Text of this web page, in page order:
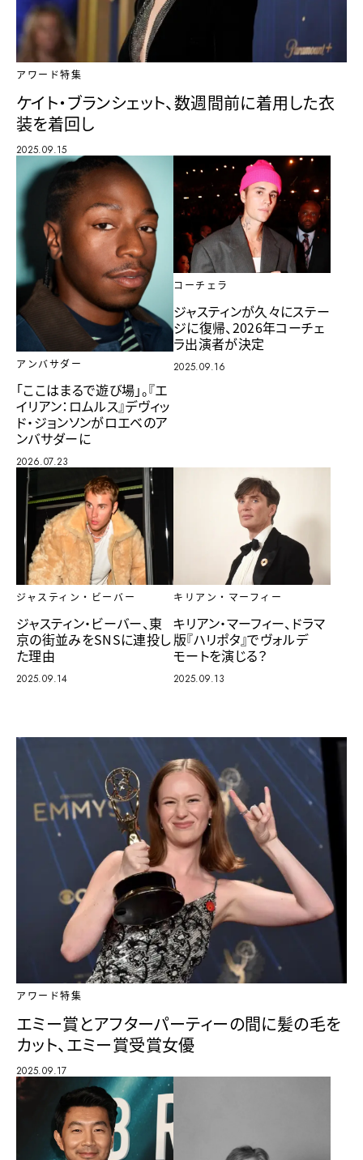
アワード特集
ケイト・ブランシェット、数週間前に着用した衣
装を着回し
2025.09.15
アンバサダー
「ここはまるで遊び場」。『エ
イリアン：ロムルス』デヴィッ
ド・ジョンソンがロエベのア
ンバサダーに
2026.07.23
コーチェラ
ジャスティンが久々にステー
ジに復帰、2026年コーチェ
ラ出演者が決定
2025.09.16
ジャスティン・ビーバー
ジャスティン・ビーバー、東
京の街並みをSNSに連投し
た理由
2025.09.14
キリアン・マーフィー
キリアン・マーフィー、ドラマ
版『ハリポタ』でヴォルデ
モートを演じる？
2025.09.13
アワード特集
エミー賞とアフターパーティーの間に髪の毛を
カット、エミー賞受賞女優
2025.09.17